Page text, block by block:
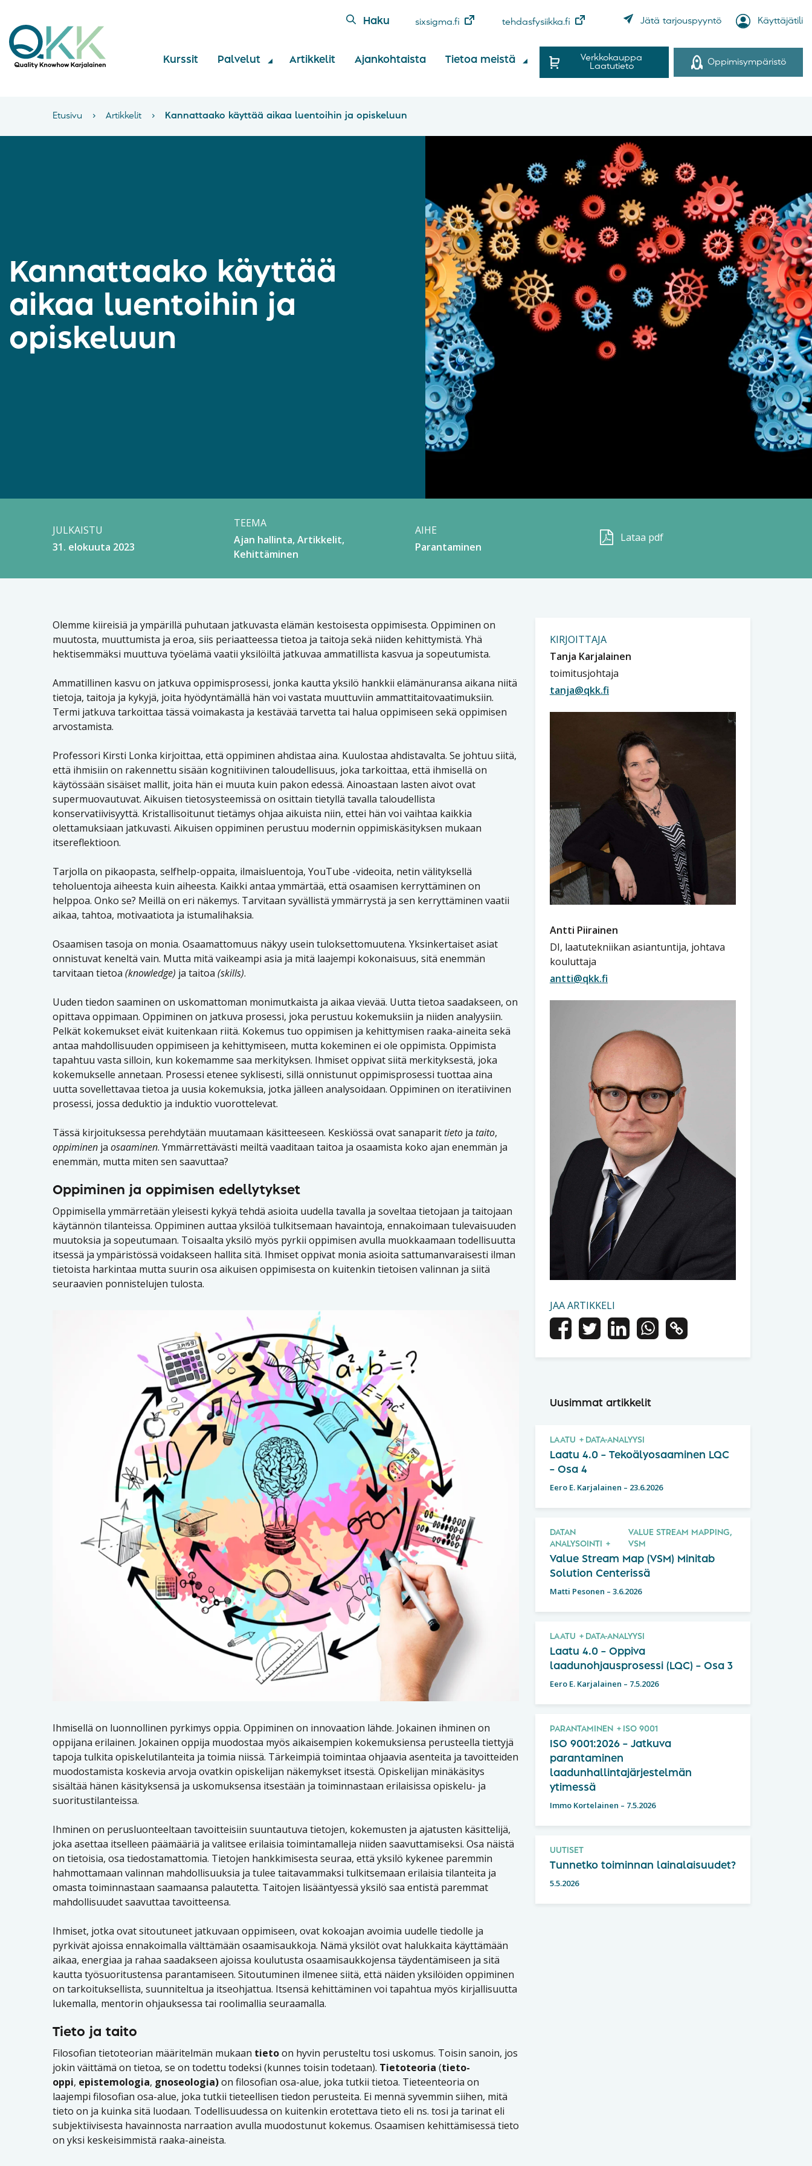
Haku sixsigma.fi tehdasfysiikka.fi Jätä tarjouspyyntö Käyttäjätili
Kurssit Palvelut Artikkelit Ajankohtaista Tietoa meistä
Verkkokauppa
Laatutieto
Oppimisympäristö
Etusivu › Artikkelit › Kannattaako käyttää aikaa luentoihin ja opiskeluun
Kannattaako käyttää
aikaa luentoihin ja
opiskeluun
JULKAISTU
31. elokuuta 2023
TEEMA
Ajan hallinta Artikkelit
Kehittäminen
AIHE
Parantaminen
Lataa pdf
Olemme kiireisiä ja ympärillä puhutaan jatkuvasta elämän kestoisesta oppimisesta. Oppiminen on
muutosta, muuttumista ja eroa, siis periaatteessa tietoa ja taitoja sekä niiden kehittymistä. Yhä
hektisemmäksi muuttuva työelämä vaatii yksilöiltä jatkuvaa ammatillista kasvua ja sopeutumista.
Ammatillinen kasvu on jatkuva oppimisprosessi, jonka kautta yksilö hankkii elämänuransa aikana niitä
tietoja, taitoja ja kykyjä, joita hyödyntämällä hän voi vastata muuttuviin ammattitaitovaatimuksiin.
Termi jatkuva tarkoittaa tässä voimakasta ja kestävää tarvetta tai halua oppimiseen sekä oppimisen
arvostamista.
Professori Kirsti Lonka kirjoittaa, että oppiminen ahdistaa aina. Kuulostaa ahdistavalta. Se johtuu siitä,
että ihmisiin on rakennettu sisään kognitiivinen taloudellisuus, joka tarkoittaa, että ihmisellä on
käytössään sisäiset mallit, joita hän ei muuta kuin pakon edessä. Ainoastaan lasten aivot ovat
supermuovautuvat. Aikuisen tietosysteemissä on osittain tietyllä tavalla taloudellista
konservatiivisyyttä. Kristallisoitunut tietämys ohjaa aikuista niin, ettei hän voi vaihtaa kaikkia
olettamuksiaan jatkuvasti. Aikuisen oppiminen perustuu modernin oppimiskäsityksen mukaan
itsereflektioon.
Tarjolla on pikaopasta, selfhelp-oppaita, ilmaisluentoja, YouTube -videoita, netin välityksellä
teholuentoja aiheesta kuin aiheesta. Kaikki antaa ymmärtää, että osaamisen kerryttäminen on
helppoa. Onko se? Meillä on eri näkemys. Tarvitaan syvällistä ymmärrystä ja sen kerryttäminen vaatii
aikaa, tahtoa, motivaatiota ja istumalihaksia.
Osaamisen tasoja on monia. Osaamattomuus näkyy usein tuloksettomuutena. Yksinkertaiset asiat
onnistuvat keneltä vain. Mutta mitä vaikeampi asia ja mitä laajempi kokonaisuus, sitä enemmän
tarvitaan tietoa (knowledge) ja taitoa (skills).
Uuden tiedon saaminen on uskomattoman monimutkaista ja aikaa vievää. Uutta tietoa saadakseen, on
opittava oppimaan. Oppiminen on jatkuva prosessi, joka perustuu kokemuksiin ja niiden analyysiin.
Pelkät kokemukset eivät kuitenkaan riitä. Kokemus tuo oppimisen ja kehittymisen raaka-aineita sekä
antaa mahdollisuuden oppimiseen ja kehittymiseen, mutta kokeminen ei ole oppimista. Oppimista
tapahtuu vasta silloin, kun kokemamme saa merkityksen. Ihmiset oppivat siitä merkityksestä, joka
kokemukselle annetaan. Prosessi etenee syklisesti, sillä onnistunut oppimisprosessi tuottaa aina
uutta sovellettavaa tietoa ja uusia kokemuksia, jotka jälleen analysoidaan. Oppiminen on iteratiivinen
prosessi, jossa deduktio ja induktio vuorottelevat.
Tässä kirjoituksessa perehdytään muutamaan käsitteeseen. Keskiössä ovat sanaparittieto ja taito,
oppiminen ja osaaminen. Ymmärrettävästi meiltä vaaditaan taitoa ja osaamista koko ajan enemmän ja
enemmän, mutta miten sen saavuttaa?
Oppiminen ja oppimisen edellytykset
Oppimisella ymmärretään yleisesti kykyä tehdä asioita uudella tavalla ja soveltaa tietojaan ja taitojaan
käytännön tilanteissa. Oppiminen auttaa yksilöä tulkitsemaan havaintoja, ennakoimaan tulevaisuuden
muutoksia ja sopeutumaan. Toisaalta yksilö myös pyrkii oppimisen avulla muokkaamaan todellisuutta
itsessä ja ympäristössä voidakseen hallita sitä. Ihmiset oppivat monia asioita sattumanvaraisesti ilman
tietoista harkintaa mutta suurin osa aikuisen oppimisesta on kuitenkin tietoisen valinnan ja siitä
seuraavien ponnistelujen tulosta.
Ihmisellä on luonnollinen pyrkimys oppia. Oppiminen on innovaation lähde. Jokainen ihminen on
oppijana erilainen. Jokainen oppija muodostaa myös aikaisempien kokemuksiensa perusteella tiettyjä
tapoja tulkita opiskelutilanteita ja toimia niissä. Tärkeimpiä toimintaa ohjaavia asenteita ja tavoitteiden
muodostamista koskevia arvoja ovatkin opiskelijan näkemykset itsestä. Opiskelijan minäkäsitys
sisältää hänen käsityksensä ja uskomuksensa itsestään ja toiminnastaan erilaisissa opiskelu- ja
suoritustilanteissa.
Ihminen on perusluonteeltaan tavoitteisiin suuntautuva tietojen, kokemusten ja ajatusten käsittelijä,
joka asettaa itselleen päämääriä ja valitsee erilaisia toimintamalleja niiden saavuttamiseksi. Osa näistä
on tietoisia, osa tiedostamattomia. Tietojen hankkimisesta seuraa, että yksilö kykenee paremmin
hahmottamaan valinnan mahdollisuuksia ja tulee taitavammaksi tulkitsemaan erilaisia tilanteita ja
omasta toiminnastaan saamaansa palautetta. Taitojen lisääntyessä yksilö saa entistä paremmat
mahdollisuudet saavuttaa tavoitteensa.
Ihmiset, jotka ovat sitoutuneet jatkuvaan oppimiseen, ovat kokoajan avoimia uudelle tiedolle ja
pyrkivät ajoissa ennakoimalla välttämään osaamisaukkoja. Nämä yksilöt ovat halukkaita käyttämään
aikaa, energiaa ja rahaa saadakseen ajoissa koulutusta osaamisaukkojensa täydentämiseen ja sitä
kautta työsuoritustensa parantamiseen. Sitoutuminen ilmenee siitä, että näiden yksilöiden oppiminen
on tarkoituksellista, suunniteltua ja itseohjattua. Itsensä kehittäminen voi tapahtua myös kirjallisuutta
lukemalla, mentorin ohjauksessa tai roolimallia seuraamalla.
Tieto ja taito
Filosofian tietoteorian määritelmän mukaan tietoon hyvin perusteltu tosi uskomus. Toisin sanoin, jos
jokin väittämä on tietoa, se on todettu todeksi (kunnes toisin todetaan). Tietoteoria (tieto-
oppi, epistemologia, gnoseologia)on filosofian osa-alue, joka tutkii tietoa. Tieteenteoria on
laajempi filosofian osa-alue, joka tutkii tieteellisen tiedon perusteita. Ei mennä syvemmin siihen, mitä
tieto on ja kuinka sitä luodaan. Todellisuudessa on kuitenkin erotettava tieto eli ns. tosi ja tarinat eli
subjektiivisesta havainnosta narraation avulla muodostunut kokemus. Osaamisen kehittämisessä tieto
on yksi keskeisimmistä raaka-aineista.
KIRJOITTAJA
Tanja Karjalainen
toimitusjohtaja
tanja@qkk.fi
Antti Piirainen
DI, laatutekniikan asiantuntija, johtava
kouluttaja
antti@qkk.fi
JAA ARTIKKELI
Uusimmat artikkelit
LAATU DATA-ANALYYSI
Laatu 4.0 – Tekoälyosaaminen LQC
– Osa 4
Eero E. Karjalainen – 23.6.2026
DATAN
ANALYSOINTI
VALUE STREAM MAPPING,
VSM
Value Stream Map (VSM) Minitab
Solution Centerissä
Matti Pesonen – 3.6.2026
LAATU DATA-ANALYYSI
Laatu 4.0 – Oppiva
laadunohjausprosessi (LQC) – Osa 3
Eero E. Karjalainen – 7.5.2026
PARANTAMINEN ISO 9001
ISO 9001:2026 – Jatkuva
parantaminen
laadunhallintajärjestelmän
ytimessä
Immo Kortelainen – 7.5.2026
UUTISET
Tunnetko toiminnan lainalaisuudet?
5.5.2026